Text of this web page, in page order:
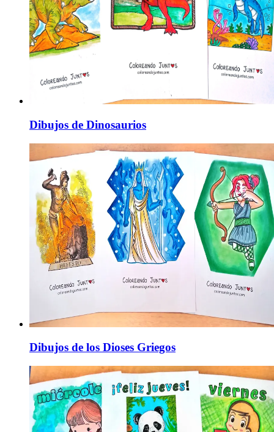
Dibujos de Dinosaurios
Dibujos de los Dioses Griegos